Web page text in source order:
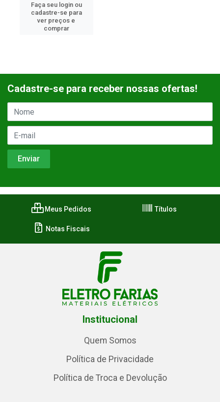
Faça seu login ou
cadastre-se para
ver preços e
comprar
Cadastre-se para receber nossas ofertas!
Meus Pedidos Títulos
Notas Fiscais
Institucional
Quem Somos
Política de Privacidade
Política de Troca e Devolução